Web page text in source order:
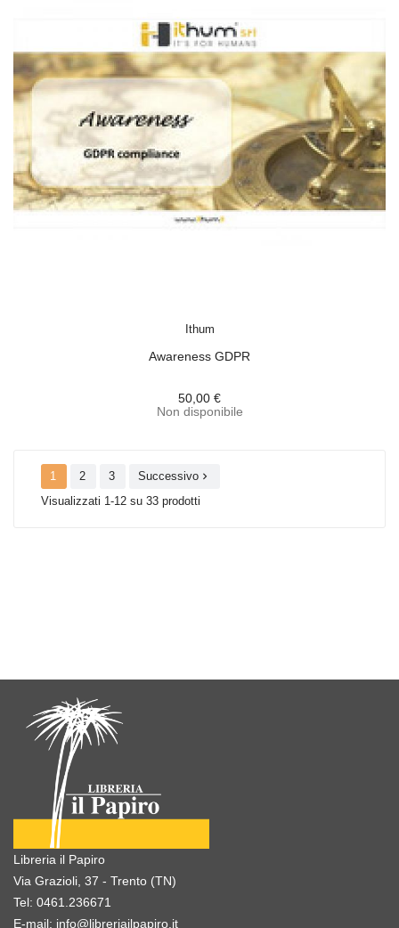
Ithum
Awareness GDPR
50,00 €
Non disponibile
1 2 3 Successivo 
Visualizzati 1-12 su 33 prodotti
Libreria il Papiro
Via Grazioli, 37 - Trento (TN)
Tel: 0461.236671
E-mail: info@libreriailpapiro.it